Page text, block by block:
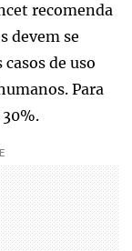
recomenda
devem se
de uso
Para